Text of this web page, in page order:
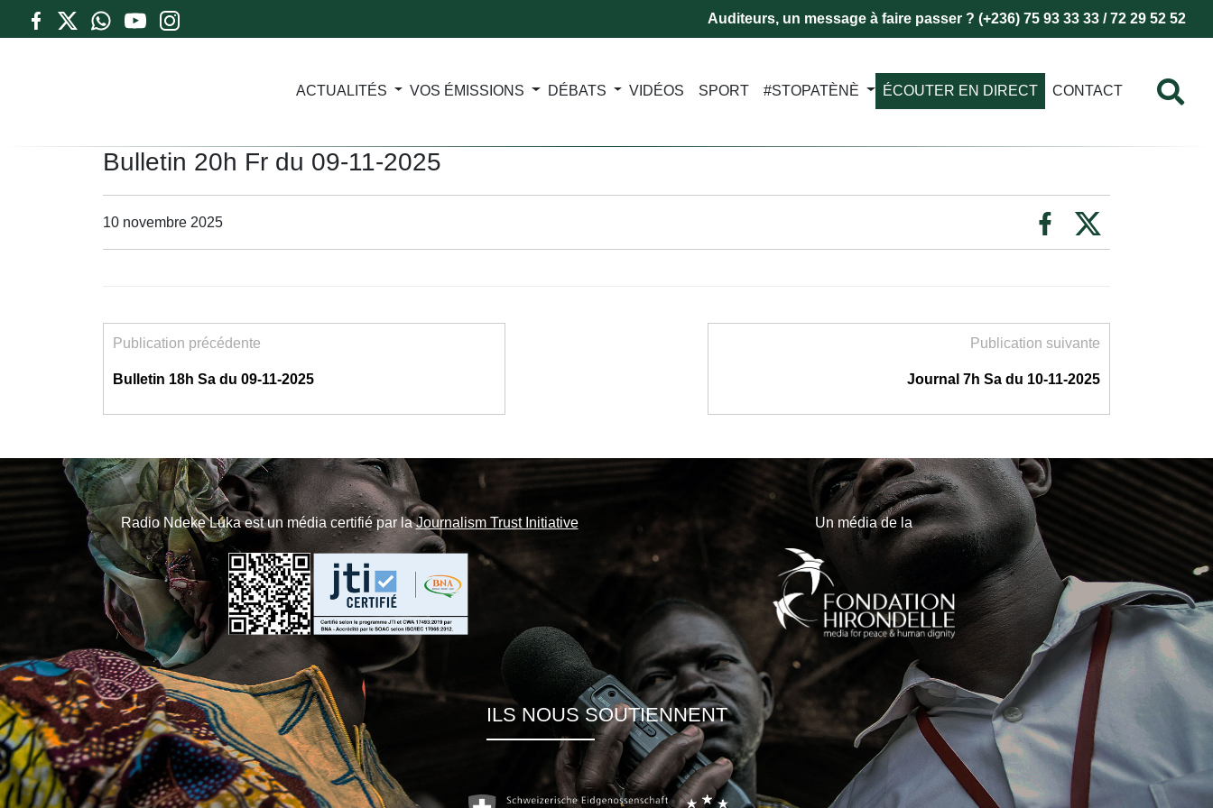
Auditeurs, un message à faire passer ? (+236) 75 93 33 33 / 72 29 52 52
ACTUALITÉS VOS ÉMISSIONS DÉBATS VIDÉOS SPORT #STOPATÈNÈ ÉCOUTER EN DIRECT CONTACT
Bulletin 20h Fr du 09-11-2025
10 novembre 2025
Publication précédente
Bulletin 18h Sa du 09-11-2025
Publication suivante
Journal 7h Sa du 10-11-2025
Radio Ndeke Luka est un média certifié par laJournalism Trust Initiative Un média de la
ILS NOUS SOUTIENNENT